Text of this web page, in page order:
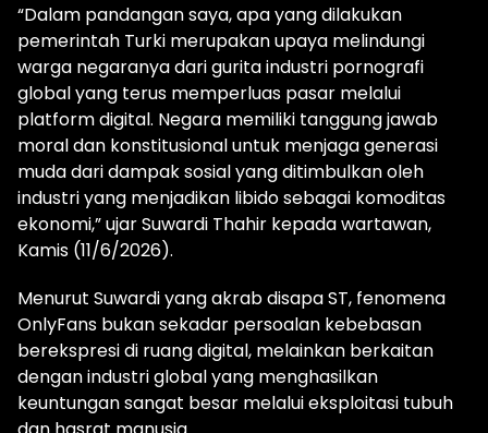
“Dalam pandangan saya, apa yang dilakukan
pemerintah Turki merupakan upaya melindungi
warga negaranya dari gurita industri pornografi
global yang terus memperluas pasar melalui
platform digital. Negara memiliki tanggung jawab
moral dan konstitusional untuk menjaga generasi
muda dari dampak sosial yang ditimbulkan oleh
industri yang menjadikan libido sebagai komoditas
ekonomi,” ujar Suwardi Thahir kepada wartawan,
Kamis (11/6/2026).
Menurut Suwardi yang akrab disapa ST, fenomena
OnlyFans bukan sekadar persoalan kebebasan
berekspresi di ruang digital, melainkan berkaitan
dengan industri global yang menghasilkan
keuntungan sangat besar melalui eksploitasi tubuh